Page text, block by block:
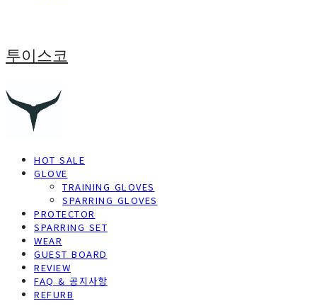
투이스코
HOT SALE
GLOVE
TRAINING GLOVES
SPARRING GLOVES
PROTECTOR
SPARRING SET
WEAR
GUEST BOARD
REVIEW
FAQ & 공지사항
REFURB